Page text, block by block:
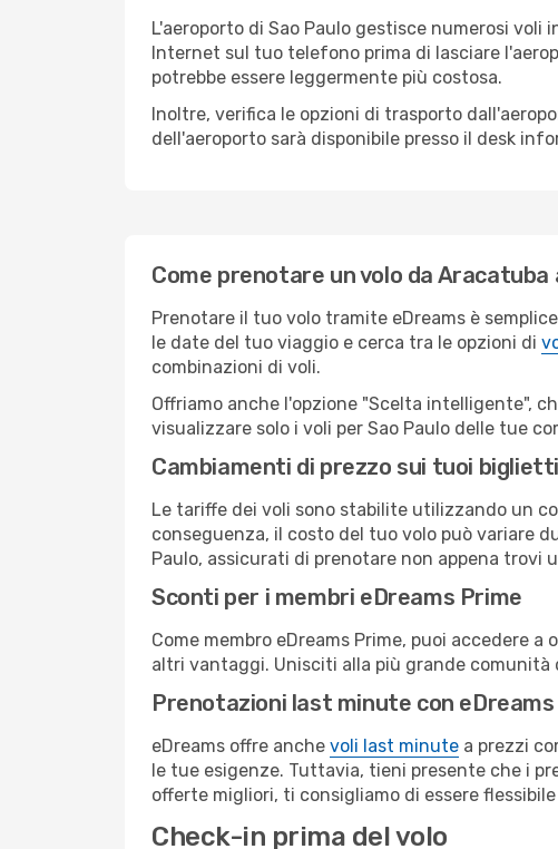
L'aeroporto di Sao Paulo gestisce numerosi
Internet sul tuo telefono prima di lasciare
potrebbe essere leggermente più costosa.
Inoltre, verifica le opzioni di trasporto
dell'aeroporto sarà disponibile presso il desk
Come prenotare un volo da Aracatuba
Prenotare il tuo volo tramite eDreams è
le date del tuo viaggio e cerca tra le opzioni di
combinazioni di voli.
Offriamo anche l'opzione "Scelta intelligente",
visualizzare solo i voli per Sao Paulo delle tue
Cambiamenti di prezzo sui tuoi
Le tariffe dei voli sono stabilite utilizzando un
conseguenza, il costo del tuo volo può variare
Paulo, assicurati di prenotare non appena
Sconti per i membri eDreams Prime
Come membro eDreams Prime, puoi accedere
altri vantaggi. Unisciti alla più grande comunità
Prenotazioni last minute con eDreams
eDreams offre anche voli last minute a prezzi
le tue esigenze. Tuttavia, tieni presente che i
offerte migliori, ti consigliamo di essere
Check-in prima del volo